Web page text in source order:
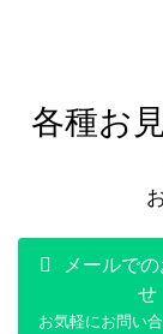
各種お
メールで
せ
お気軽にお問い